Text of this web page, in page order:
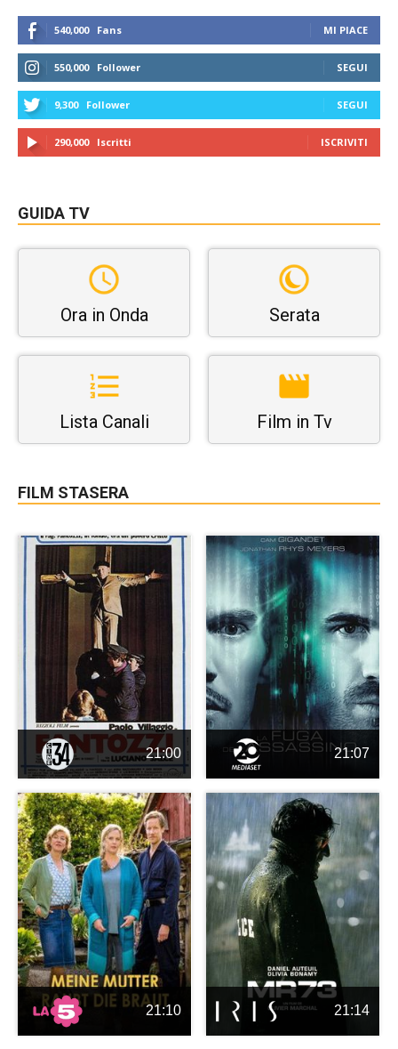
540,000 Fans MI PIACE
550,000 Follower SEGUI
9,300 Follower SEGUI
290,000 Iscritti ISCRIVITI
GUIDA TV
Ora in Onda Serata
Lista Canali Film in Tv
FILM STASERA
21:00 21:07
21:10 21:14